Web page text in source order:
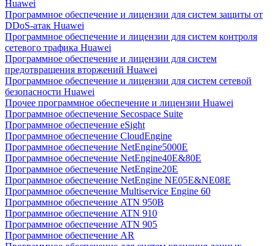
Huawei
Программное обеспечение и лицензии для систем защиты от
DDoS-атак Huawei
Программное обеспечение и лицензии для систем контроля
сетевого трафика Huawei
Программное обеспечение и лицензии для систем
предотвращения вторжений Huawei
Программное обеспечение и лицензии для систем сетевой
безопасности Huawei
Прочее программное обеспечение и лицензии Huawei
Программное обеспечение Secospace Suite
Программное обеспечение eSight
Программное обеспечение CloudEngine
Программное обеспечение NetEngine5000E
Программное обеспечение NetEngine40E&80E
Программное обеспечение NetEngine20E
Программное обеспечение NetEngine NE05E&NE08E
Программное обеспечение Multiservice Engine 60
Программное обеспечение ATN 950B
Программное обеспечение ATN 910
Программное обеспечение ATN 905
Программное обеспечение AR